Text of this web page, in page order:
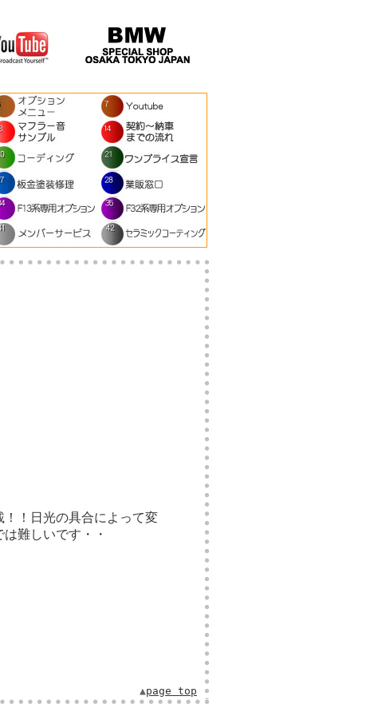
！日光の具合によって変
難しいです・・
▲page top